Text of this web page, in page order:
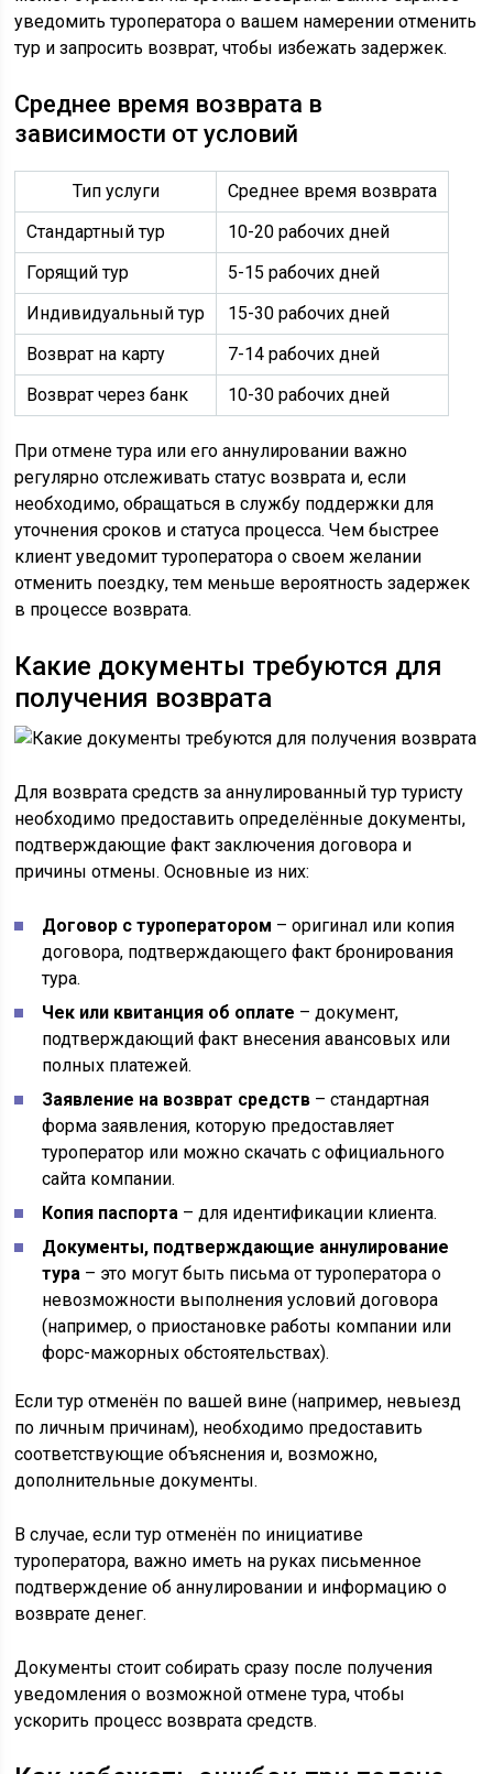
уведомить туроператора о вашем намерении отменить
тур и запросить возврат, чтобы избежать задержек.
Среднее время возврата в
зависимости от условий
Тип услуги
Среднее время возврата
Стандартный тур
10-20 рабочих дней
Горящий тур
5-15 рабочих дней
Индивидуальный тур
15-30 рабочих дней
Возврат на карту
7-14 рабочих дней
Возврат через банк
10-30 рабочих дней
При отмене тура или его аннулировании важно
регулярно отслеживать статус возврата и, если
необходимо, обращаться в службу поддержки для
уточнения сроков и статуса процесса. Чем быстрее
клиент уведомит туроператора о своем желании
отменить поездку, тем меньше вероятность задержек
в процессе возврата.
Какие документы требуются для
получения возврата
Для возврата средств за аннулированный тур туристу
необходимо предоставить определённые документы,
подтверждающие факт заключения договора и
причины отмены. Основные из них:
Договор с туроператором – оригинал или копия
договора, подтверждающего факт бронирования
тура.
Чек или квитанция об оплате – документ,
подтверждающий факт внесения авансовых или
полных платежей.
Заявление на возврат средств – стандартная
форма заявления, которую предоставляет
туроператор или можно скачать с официального
сайта компании.
Копия паспорта – для идентификации клиента.
Документы, подтверждающие аннулирование
тура – это могут быть письма от туроператора о
невозможности выполнения условий договора
(например, о приостановке работы компании или
форс-мажорных обстоятельствах).
Если тур отменён по вашей вине (например, невыезд
по личным причинам), необходимо предоставить
соответствующие объяснения и, возможно,
дополнительные документы.
В случае, если тур отменён по инициативе
туроператора, важно иметь на руках письменное
подтверждение об аннулировании и информацию о
возврате денег.
Документы стоит собирать сразу после получения
уведомления о возможной отмене тура, чтобы
ускорить процесс возврата средств.